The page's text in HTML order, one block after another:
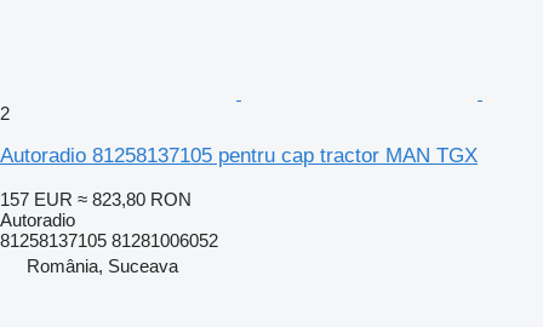
2
Autoradio 81258137105 pentru cap tractor MAN TGX
157 EUR ≈ 823,80 RON
Autoradio
81258137105 81281006052
România, Suceava